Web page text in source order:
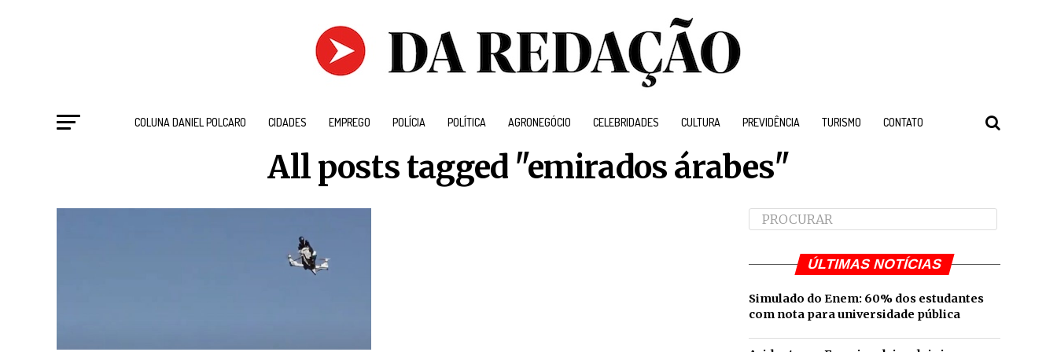
COLUNA DANIEL POLCARO CIDADES EMPREGO POLÍCIA POLÍTICA AGRONEGÓCIO CELEBRIDADES CULTURA PREVIDÊNCIA TURISMO CONTATO
All posts tagged "emirados árabes"
ÚLTIMAS NOTÍCIAS
Simulado do Enem: 60% dos estudantes
com nota para universidade pública